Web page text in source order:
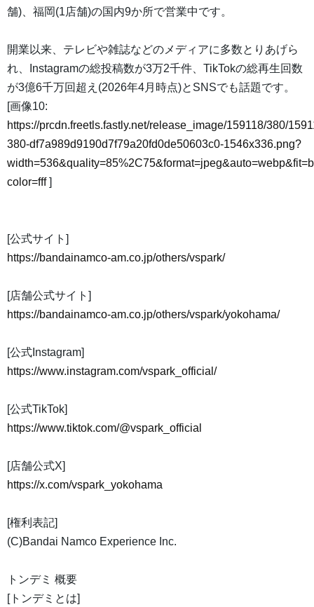
舗)、福岡(1店舗)の国内9か所で営業中です。
開業以来、テレビや雑誌などのメディアに多数とりあげら
れ、Instagramの総投稿数が3万2千件、TikTokの総再生回数
が3億6千万回超え(2026年4月時点)とSNSでも話題です。
[画像10:
https://prcdn.freetls.fastly.net/release_image/159118/380/
380-df7a989d9190d7f79a20fd0de50603c0-1546x336.png?
color=fff]
[公式サイト]
https://bandainamco-am.co.jp/others/vspark/
[店舗公式サイト]
https://bandainamco-am.co.jp/others/vspark/yokohama/
[公式Instagram]
https://www.instagram.com/vspark_official/
[公式TikTok]
https://www.tiktok.com/@vspark_official
[店舗公式X]
https://x.com/vspark_yokohama
[権利表記]
(C)Bandai Namco Experience Inc.
トンデミ 概要
[トンデミとは]